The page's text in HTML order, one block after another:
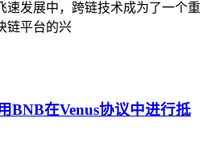
速发展中，跨链技术成为了一个重
链平台的兴
BNB在Venus协议中进行抵